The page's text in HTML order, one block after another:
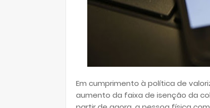
Em cumprimento à política de
aumento da faixa de isenção da